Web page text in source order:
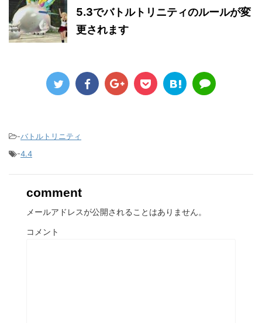
5.3でバトルトリニティのルールが変
更されます
-バトルトリニティ
-4.4
comment
メールアドレスが公開されることはありません。
コメント